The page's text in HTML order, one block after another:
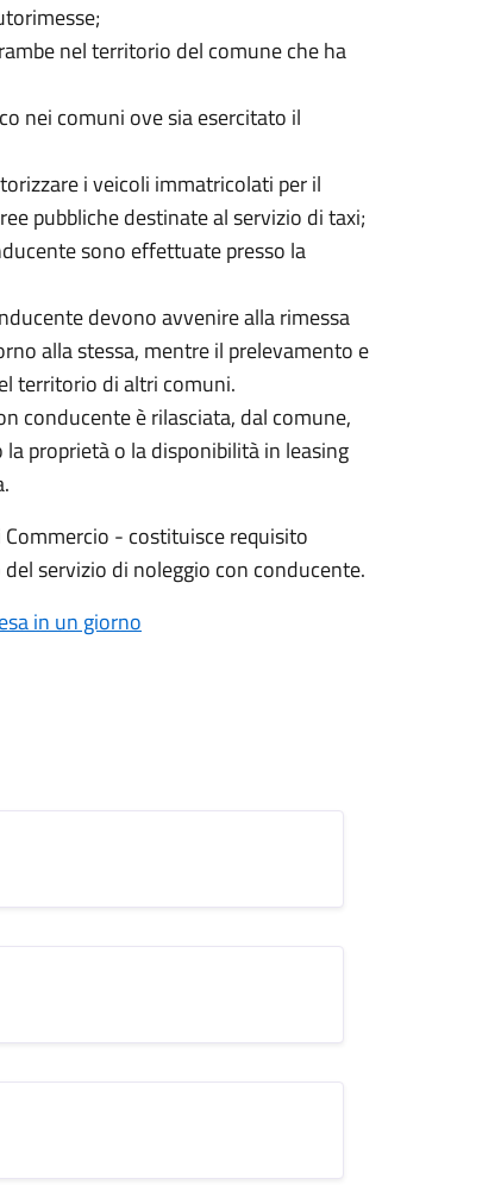
nel territorio del comune che ha
nei comuni ove sia esercitato il
i veicoli immatricolati per il
pubbliche destinate al servizio di taxi;
sono effettuate presso la
devono avvenire alla rimessa
alla stessa, mentre il prelevamento e
territorio di altri comuni.
conducente è rilasciata, dal comune,
proprietà o la disponibilità in leasing
- costituisce requisito
servizio di noleggio con conducente.
in un giorno